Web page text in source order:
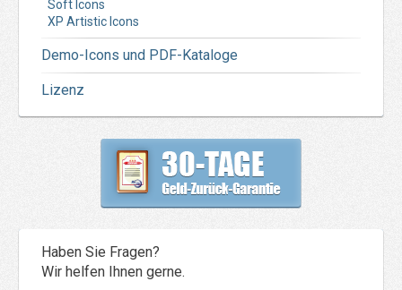
Soft Icons
XP Artistic Icons
Demo-Icons und PDF-Kataloge
Lizenz
Haben Sie Fragen?
Wir helfen Ihnen gerne.